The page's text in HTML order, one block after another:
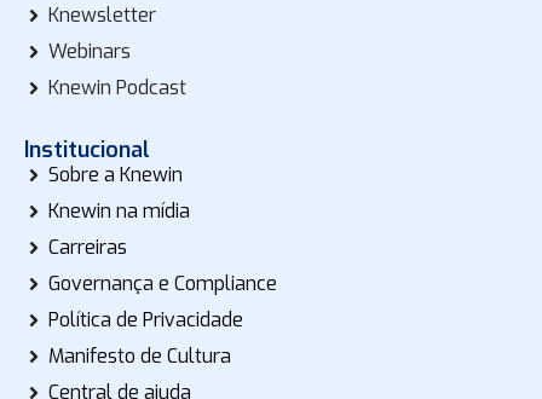
Knewsletter
Webinars
Knewin Podcast
Institucional
Sobre a Knewin
Knewin na mídia
Carreiras
Governança e Compliance
Política de Privacidade
Manifesto de Cultura
Central de ajuda